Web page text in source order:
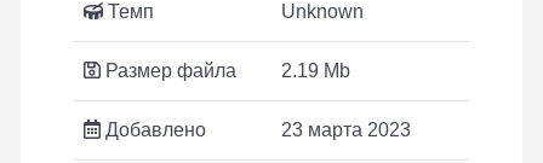
Темп Unknown
Размер файла 2.19 Mb
Добавлено 23 марта 2023